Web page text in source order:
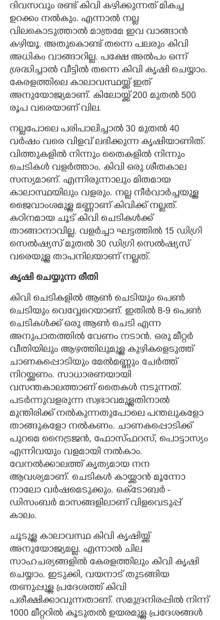
ദിവസവും രണ്ട് കിവി കഴിക്കുന്നത് മികച്ച
ഉറക്കം നൽകും. എന്നാൽ നല്ല
വിലകൊടുത്താൽ മാത്രമേ ഇവ വാങ്ങാൻ
കഴിയൂ. അതുകൊണ്ട് തന്നെ പലരും കിവി
അധികം വാങ്ങാറില്ല. പക്ഷേ അൽപം ഒന്ന്
ശ്രദ്ധിച്ചാൽ വീട്ടിൽ തന്നെ കിവി കൃഷി ചെയ്യാം.
കേരളത്തിലെ കാലാവസ്ഥയ്ക്ക് ഇത്
അനുയോജ്യമാണ്. കിലോയ്ക്ക് 200 മുതൽ 500
രൂപ വരെയാണ് വില.
നല്ലപോലെ പരിപാലിച്ചാൽ 30 മുതൽ 40
വർഷം വരെ വിളവ് ലഭിക്കുന്ന കൃഷിയാണിത്.
വിത്തുകളിൽ നിന്നും തെെകളിൽ നിന്നും
ചെടികൾ വളർത്താം. കിവി ഒരു ശീതകാല
സസ്യമാണ്. എന്നിരുന്നാലും മിതമായ
കാലാസ്ഥയിലും വളരും. നല്ല നീർവാർച്ചയുള്ള
ജെെവാംശമുള്ള മണ്ണാണ് കിവിക്ക് നല്ലത്.
കഠിനമായ ചൂട് കിവി ചെടികൾക്ക്
താങ്ങാനാവില്ല. വളർച്ചാ ഘട്ടത്തിൽ 15 ഡിഗ്രി
സെൽഷ്യസ് മുതൽ 30 ഡിഗ്രി സെൽഷ്യസ്
വരെയുള്ള താപനിലയാണ് നല്ലത്.
കൃഷി ചെയ്യുന്ന രീതി
കിവി ചെടികളിൽ ആൺ ചെടിയും പെൺ
ചെടിയും വെവ്വേറെയാണ്. ഇതിൽ 8-9 പെൺ
ചെടികൾക്ക് ഒരു ആൺ ചെടി എന്ന
അനുപാതത്തിൽ വേണം നടാൻ. ഒരു മീറ്റർ
വീതിയിലും ആഴത്തിലുമുള്ള കുഴികളെടുത്ത്
ചാണകപ്പൊടിയും മേൽമണ്ണും ചേർത്ത്
നിറയ്ക്കണം. സാധാരണയായി
വസന്തകാലത്താണ് തെെകൾ നടുന്നത്.
പടർന്നുവളരുന്ന സ്വഭാവമുള്ളതിനാൽ
മുന്തിരിക്ക് നൽകുന്നതുപോലെ പന്തലുകളോ
താങ്ങുകളോ നൽകണം. ചാണകപ്പൊടിക്ക്
പുറമെ നെെട്രജൻ, ഫോസ്ഫറസ്, പൊട്ടാസ്യം
എന്നിവയും വളമായി നൽകാം.
വേനൽക്കാലത്ത് കൃത്യമായ നന
ആവശ്യമാണ്. ചെടികൾ കായ്ക്കാൻ മൂന്നോ
നാലോ വർഷമെടുക്കും. ഒക്ടോബർ -
ഡിസംബർ മാസങ്ങളിലാണ് വിളവെടുപ്പ്
കാലം.
ചൂടുള്ള കാലാവസ്ഥ കിവി കൃഷിയ്ക്ക്
അനുയോജ്യമല്ല. എന്നാൽ ചില
സാഹചര്യങ്ങളിൽ കേരളത്തിലും കിവി കൃഷി
ചെയ്യാം. ഇടുക്കി, വയനാട് തുടങ്ങിയ
തണുപ്പുള്ള പ്രദേശത്ത് കിവി
പരീക്ഷിക്കാവുന്നതാണ്. സമുദ്രനിരപ്പിൽ നിന്ന്
1000 മീറ്ററിൽ കൂടുതൽ ഉയരമുള്ള പ്രദേശങ്ങൾ